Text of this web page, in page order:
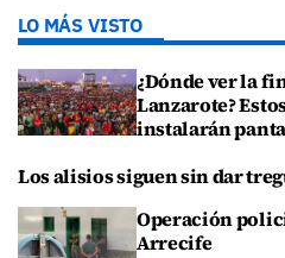
LO MÁS VISTO
¿Dónde ver la
Lanzarote?
instalarán
Los alisios siguen sin dar
Operación
Arrecife